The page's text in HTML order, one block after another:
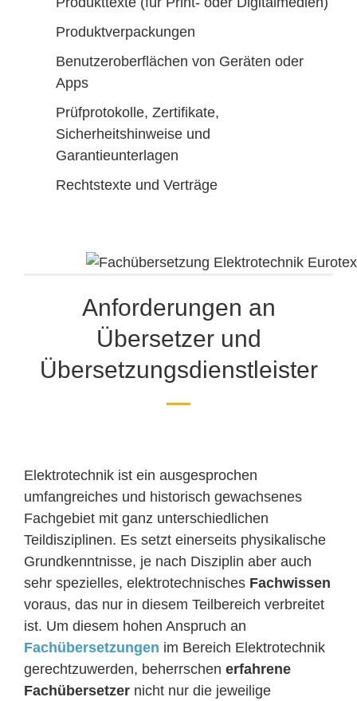
Produktverpackungen
Benutzeroberflächen von Geräten oder
Apps
Prüfprotokolle, Zertifikate,
Sicherheitshinweise und
Garantieunterlagen
Rechtstexte und Verträge
Anforderungen an
Übersetzer und
Übersetzungsdienstleister
Elektrotechnik ist ein ausgesprochen
umfangreiches und historisch gewachsenes
Fachgebiet mit ganz unterschiedlichen
Teildisziplinen. Es setzt einerseits physikalische
Grundkenntnisse, je nach Disziplin aber auch
sehr spezielles, elektrotechnisches Fachwissen
voraus, das nur in diesem Teilbereich verbreitet
ist. Um diesem hohen Anspruch an
Fachübersetzungen im Bereich Elektrotechnik
gerechtzuwerden, beherrschen erfahrene
Fachübersetzer nicht nur die jeweilige